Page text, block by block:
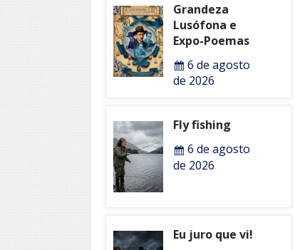
Grandeza
Lusófona e
Expo-Poemas
6 de agosto
de 2026
Fly fishing
6 de agosto
de 2026
Eu juro que vi!